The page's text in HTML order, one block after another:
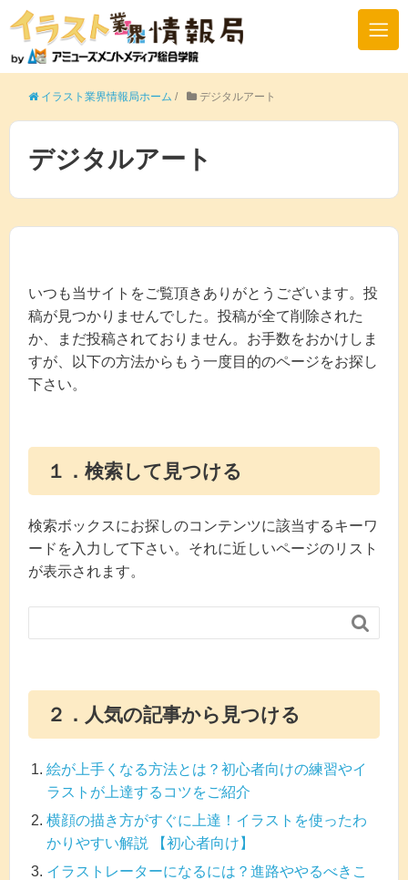
イラスト業界情報局ホーム / デジタルアート
デジタルアート
いつも当サイトをご覧頂きありがとうございます。投
稿が見つかりませんでした。投稿が全て削除された
か、まだ投稿されておりません。お手数をおかけしま
すが、以下の方法からもう一度目的のページをお探し
下さい。
１．検索して見つける
検索ボックスにお探しのコンテンツに該当するキーワ
ードを入力して下さい。それに近しいページのリスト
が表示されます。

２．人気の記事から見つける
絵が上手くなる方法とは？初心者向けの練習やイ
ラストが上達するコツをご紹介
横顔の描き方がすぐに上達！イラストを使ったわ
かりやすい解説 【初心者向け】
イラストレーターになるには？進路ややるべきこ